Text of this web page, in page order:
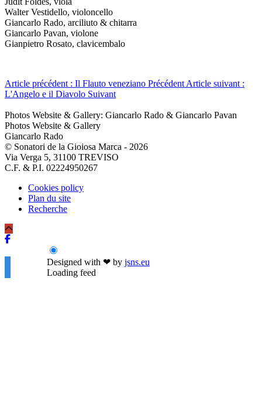
Walter Vestidello, violoncello
Giancarlo Rado, arciliuto & chitarra
Giancarlo Pavan, violone
Gianpietro Rosato, clavicembalo
Article précédent : Il Flauto veneziano Précédent Article suivant :
L'Angelo e il Diavolo Suivant
Photos Website & Gallery: Giancarlo Rado & Giancarlo Pavan
Photos Website & Gallery
Giancarlo Rado
© Sonatori de la Gioiosa Marca - 2026
Via Verga 5, 31100 TREVISO
C.F. & P.I. 02224950267
Cookies policy
Plan du site
Recherche
Designed with ❤ by jsns.eu
Loading feed